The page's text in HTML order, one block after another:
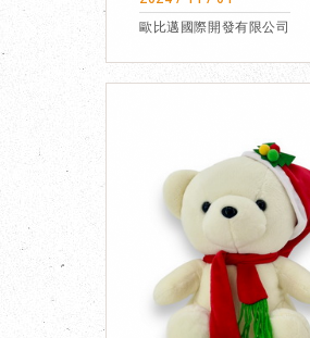
歐比邁國際開發有限公司